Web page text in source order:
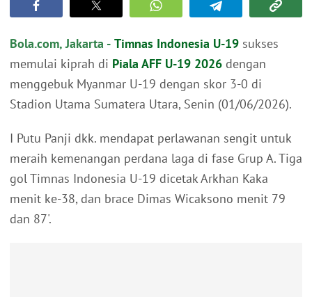
Bola.com, Jakarta - Timnas Indonesia U-19 sukses
memulai kiprah di Piala AFF U-19 2026 dengan
menggebuk Myanmar U-19 dengan skor 3-0 di
Stadion Utama Sumatera Utara, Senin (01/06/2026).
I Putu Panji dkk. mendapat perlawanan sengit untuk
meraih kemenangan perdana laga di fase Grup A. Tiga
gol Timnas Indonesia U-19 dicetak Arkhan Kaka
menit ke-38, dan brace Dimas Wicaksono menit 79
dan 87'.